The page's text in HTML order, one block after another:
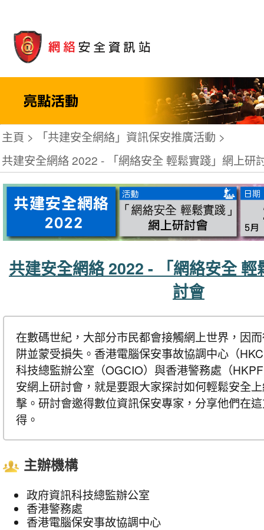
主頁
「共建安全網絡」資訊保安推廣活動
共建安全網絡 2022 - 「網絡安全 輕鬆實踐」網上研
共建安全網絡 2022 - 「網絡安全
討會
在數碼世紀，大部分市民都會接觸網上世界，因
阱並蒙受損失。香港電腦保安事故協調中心（
科技總監辦公室（OGCIO）與香港警務處（
安網上研討會，就是要跟大家探討如何輕鬆安全
擊。研討會邀得數位資訊保安專家，分享他們在
得。
主辦機構
政府資訊科技總監辦公室
香港警務處
香港電腦保安事故協調中心